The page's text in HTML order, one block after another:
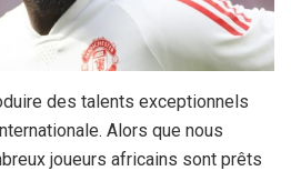
des talents exceptionnels
Alors que nous
joueurs africains sont prêts